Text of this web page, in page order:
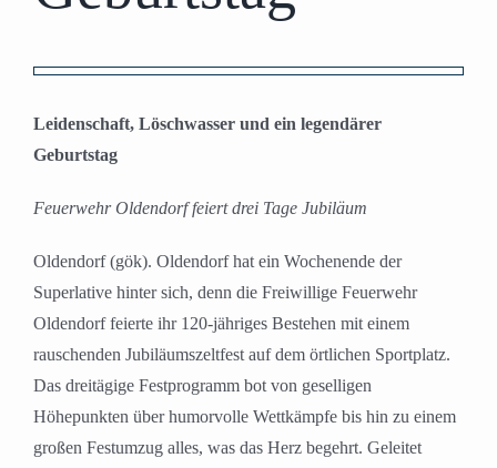
grösseres
Bild
Leidenschaft, Löschwasser und ein legendärer
Geburtstag
Feuerwehr Oldendorf feiert drei Tage Jubiläum
Oldendorf (gök). Oldendorf hat ein Wochenende der
Superlative hinter sich, denn die Freiwillige Feuerwehr
Oldendorf feierte ihr 120-jähriges Bestehen mit einem
rauschenden Jubiläumszeltfest auf dem örtlichen Sportplatz.
Das dreitägige Festprogramm bot von geselligen
Höhepunkten über humorvolle Wettkämpfe bis hin zu einem
großen Festumzug alles, was das Herz begehrt. Geleitet